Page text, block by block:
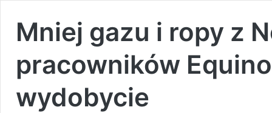
Mniej gazu i ropy z
pracowników
wydobycie